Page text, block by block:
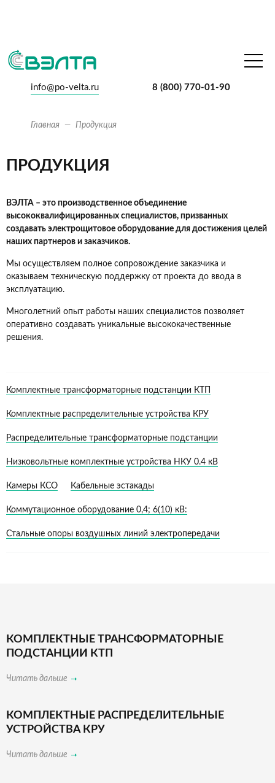
8 (800) 770-01-90
info@po-velta.ru
Главная Продукция
ПРОДУКЦИЯ
ВЭЛТА – это производственное объединение
высококвалифицированных специалистов, призванных
создавать электрощитовое оборудование для достижения целей
наших партнеров и заказчиков.
Мы осуществляем полное сопровождение заказчика и
оказываем техническую поддержку от проекта до ввода в
эксплуатацию.
Многолетний опыт работы наших специалистов позволяет
оперативно создавать уникальные высококачественные
решения.
Комплектные трансформаторные подстанции КТП
Комплектные распределительные устройства КРУ
Распределительные трансформаторные подстанции
Низковольтные комплектные устройства НКУ 0.4 кВ
Камеры КСО Кабельные эстакады
Коммутационное оборудование 0,4; 6(10) кВ:
Стальные опоры воздушных линий электропередачи
КОМПЛЕКТНЫЕ ТРАНСФОРМАТОРНЫЕ
ПОДСТАНЦИИ КТП
Читать дальше
КОМПЛЕКТНЫЕ РАСПРЕДЕЛИТЕЛЬНЫЕ
УСТРОЙСТВА КРУ
Читать дальше